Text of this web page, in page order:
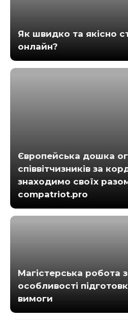
Як швидко та якісно
онлайн?
Європейська дошка
співвітчизників за
знаходимо своїх
compatriot.pro
Магістерська робота
особливості
вимоги